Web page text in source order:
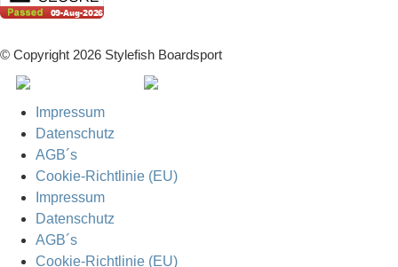
© Copyright 2026 Stylefish Boardsport
Impressum
Datenschutz
AGB´s
Cookie-Richtlinie (EU)
Impressum
Datenschutz
AGB´s
Cookie-Richtlinie (EU)